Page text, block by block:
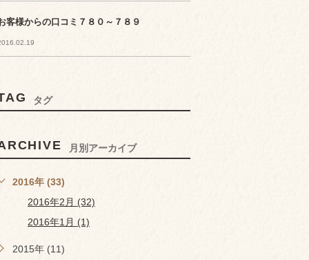
客様からの口コミ７８０～７８９
タグ
月別アーカイブ
2016年 (33)
2016年2月 (32)
2016年1月 (1)
2015年 (11)